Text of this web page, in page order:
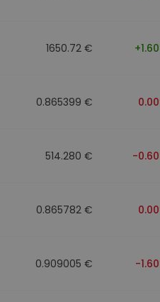
1650.72 €
0.865399 €
514.280 € -
0.865782 €
0.909005 € -